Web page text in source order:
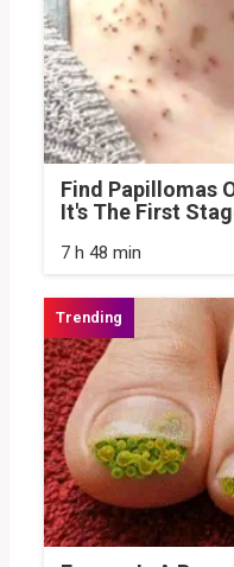
Find Papillomas
It's The First
7 h 48 min